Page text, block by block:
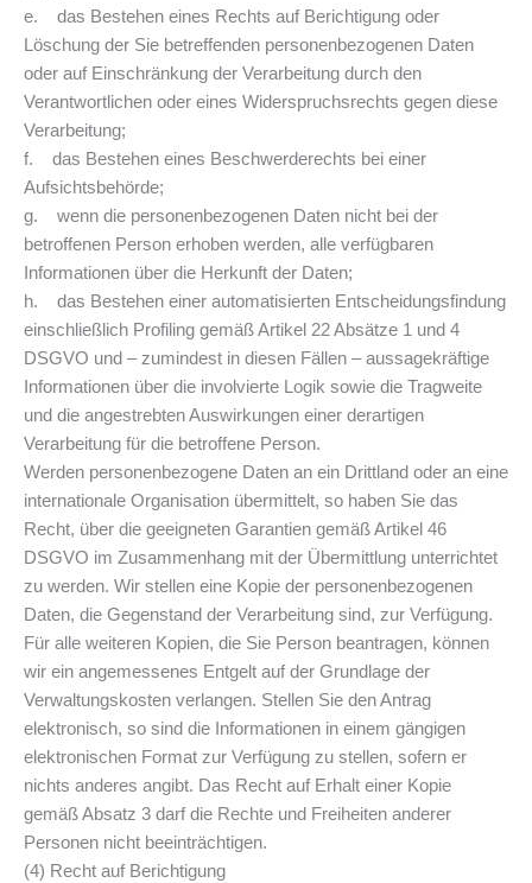
e. das Bestehen eines Rechts auf Berichtigung oder
Löschung der Sie betreffenden personenbezogenen Daten
oder auf Einschränkung der Verarbeitung durch den
Verantwortlichen oder eines Widerspruchsrechts gegen diese
Verarbeitung;
f. das Bestehen eines Beschwerderechts bei einer
Aufsichtsbehörde;
g. wenn die personenbezogenen Daten nicht bei der
betroffenen Person erhoben werden, alle verfügbaren
Informationen über die Herkunft der Daten;
h. das Bestehen einer automatisierten Entscheidungsfindung
einschließlich Profiling gemäß Artikel 22 Absätze 1 und 4
DSGVO und – zumindest in diesen Fällen – aussagekräftige
Informationen über die involvierte Logik sowie die Tragweite
und die angestrebten Auswirkungen einer derartigen
Verarbeitung für die betroffene Person.
Werden personenbezogene Daten an ein Drittland oder an eine
internationale Organisation übermittelt, so haben Sie das
Recht, über die geeigneten Garantien gemäß Artikel 46
DSGVO im Zusammenhang mit der Übermittlung unterrichtet
zu werden. Wir stellen eine Kopie der personenbezogenen
Daten, die Gegenstand der Verarbeitung sind, zur Verfügung.
Für alle weiteren Kopien, die Sie Person beantragen, können
wir ein angemessenes Entgelt auf der Grundlage der
Verwaltungskosten verlangen. Stellen Sie den Antrag
elektronisch, so sind die Informationen in einem gängigen
elektronischen Format zur Verfügung zu stellen, sofern er
nichts anderes angibt. Das Recht auf Erhalt einer Kopie
gemäß Absatz 3 darf die Rechte und Freiheiten anderer
Personen nicht beeinträchtigen.
(4) Recht auf Berichtigung